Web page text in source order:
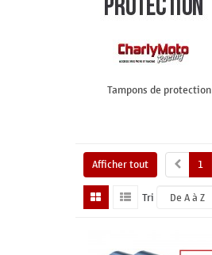
Tampons de protection
Afficher tout 1
Tri